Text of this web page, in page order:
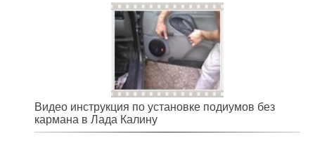
Видео инструкция по установке подиумов без
кармана в Лада Калину